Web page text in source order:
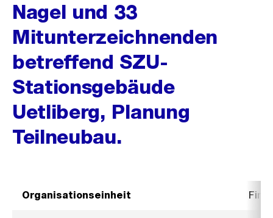
Nagel und 33
Mitunterzeichnenden
betreffend SZU-
Stationsgebäude
Uetliberg, Planung
Teilneubau.
Organisationseinheit